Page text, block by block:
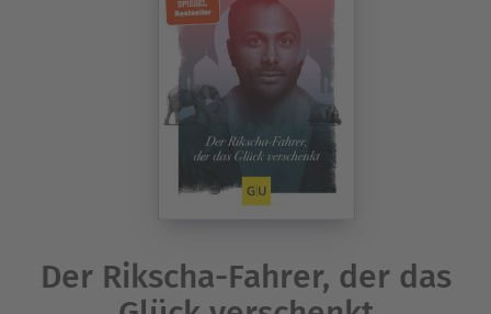
Der Rikscha-Fahrer, der das